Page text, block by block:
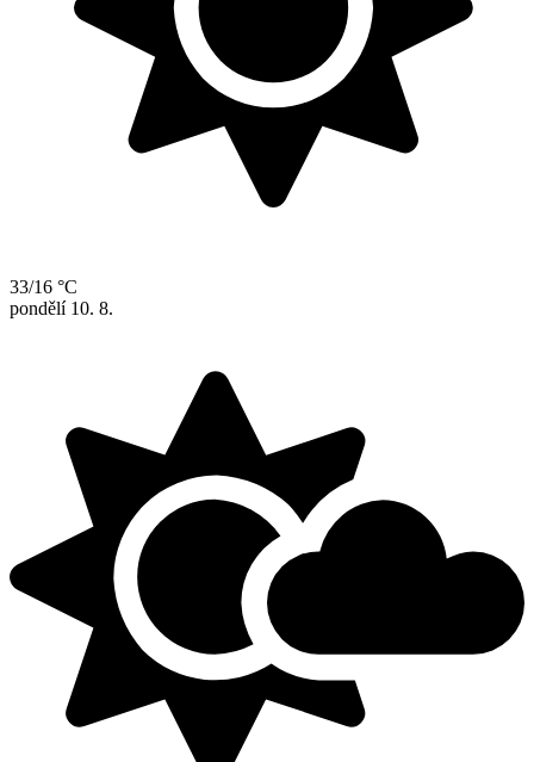
33/16 °C
pondělí 10. 8.